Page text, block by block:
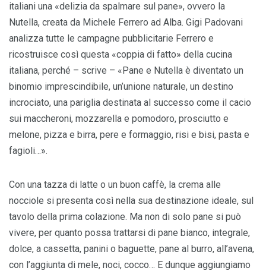
italiani una «delizia da spalmare sul pane», ovvero la
Nutella, creata da Michele Ferrero ad Alba. Gigi Padovani
analizza tutte le campagne pubblicitarie Ferrero e
ricostruisce così questa «coppia di fatto» della cucina
italiana, perché – scrive – «Pane e Nutella è diventato un
binomio imprescindibile, un’unione naturale, un destino
incrociato, una pariglia destinata al successo come il cacio
sui maccheroni, mozzarella e pomodoro, prosciutto e
melone, pizza e birra, pere e formaggio, risi e bisi, pasta e
fagioli…».
Con una tazza di latte o un buon caffè, la crema alle
nocciole si presenta così nella sua destinazione ideale, sul
tavolo della prima colazione. Ma non di solo pane si può
vivere, per quanto possa trattarsi di pane bianco, integrale,
dolce, a cassetta, panini o baguette, pane al burro, all’avena,
con l’aggiunta di mele, noci, cocco… E dunque aggiungiamo